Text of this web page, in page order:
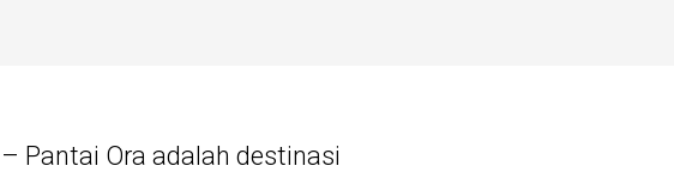
– Pantai Ora adalah destinasi